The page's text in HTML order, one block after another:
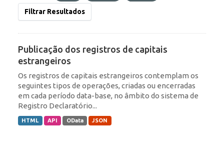
Filtrar Resultados
Publicação dos registros de capitais
estrangeiros
Os registros de capitais estrangeiros contemplam os
seguintes tipos de operações, criadas ou encerradas
em cada período data-base, no âmbito do sistema de
Registro Declaratório...
HTML API OData JSON